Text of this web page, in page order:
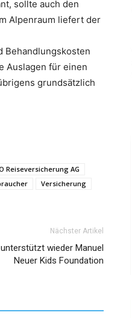
sollte auch den
Alpenraum liefert der
Behandlungskosten
Auslagen für einen
grundsätzlich
Reiseversicherung AG
Versicherung
Nächster Artikel
wieder Manuel
Neuer Kids Foundation